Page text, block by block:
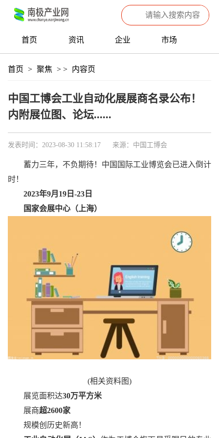
首页 资讯 企业 市场
首页 > 聚焦 > > 内容页
中国工博会工业自动化展展商名录公布！
内附展位图、论坛......
发表时间：2023-08-30 11:58:17 来源：中国工博会
蓄力三年，不负期待！中国国际工业博览会已进入倒计
时！
2023年9月19日-23日
国家会展中心（上海）
(相关资料图)
展览面积达30万平方米
展商超2600家
规模创历史新高！